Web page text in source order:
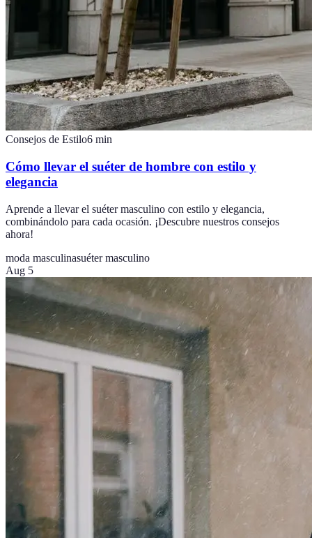
Consejos de Estilo6 min
Cómo llevar el suéter de hombre con estilo y
elegancia
Aprende a llevar el suéter masculino con estilo y elegancia,
combinándolo para cada ocasión. ¡Descubre nuestros consejos
ahora!
moda masculinasuéter masculino
Aug 5